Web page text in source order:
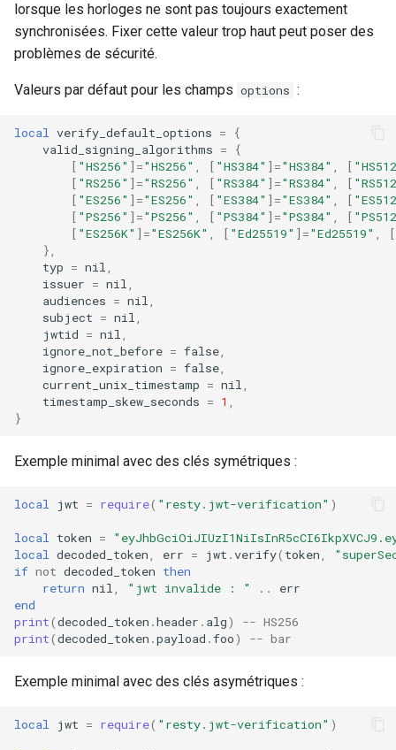
lorsque les horloges ne sont pas toujours exactement
synchronisées. Fixer cette valeur trop haut peut poser des
problèmes de sécurité.
Valeurs par défaut pour les champs options :
local verify_default_options =
{
valid_signing_algorithms =
{
[ "HS256" ] ="HS256" [ "HS384" ] ="HS384" [
[ "RS256" ] ="RS256" [ "RS384" ] ="RS384" [
[ "ES256" ] ="ES256" [ "ES384" ] ="ES384" [
[ "PS256" ] ="PS256" [ "PS384" ] ="PS384" [
[ "ES256K" ] ="ES256K" [ "Ed25519" ] ="Ed25519"
[
},
typ = nil
issuer = nil
audiences = nil
subject = nil
jwtid = nil
ignore_not_before = false
ignore_expiration = false
current_unix_timestamp = nil
timestamp_skew_seconds = 1
}
Exemple minimal avec des clés symétriques :
local jwt = require( "resty.jwt-verification" )
local token =
local
decoded_token err = jwt .verify( token
if not decoded_token then
return nil "jwt invalide : " ..
err
end
print(decoded_token .header . alg)
-- HS256
print(decoded_token .payload .foo) -- bar
Exemple minimal avec des clés asymétriques :
local jwt = require( "resty.jwt-verification" )